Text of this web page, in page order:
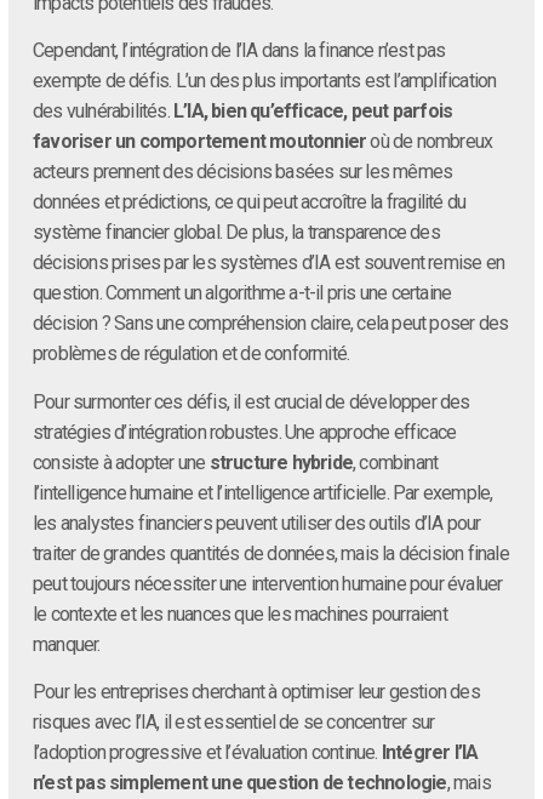
Cependant, l’intégration de l’IA dans la finance n’est pas
exempte de défis. L’un des plus importants est l’amplification
des vulnérabilités. L’IA, bien qu’efficace, peut parfois
favoriser un comportement moutonnieroù de nombreux
acteurs prennent des décisions basées sur les mêmes
données et prédictions, ce qui peut accroître la fragilité du
système financier global. De plus, la transparence des
décisions prises par les systèmes d’IA est souvent remise en
question. Comment un algorithme a-t-il pris une certaine
décision ? Sans une compréhension claire, cela peut poser des
problèmes de régulation et de conformité.
Pour surmonter ces défis, il est crucial de développer des
stratégies d’intégration robustes. Une approche efficace
consiste à adopter une structure hybride, combinant
l’intelligence humaine et l’intelligence artificielle. Par exemple,
les analystes financiers peuvent utiliser des outils d’IA pour
traiter de grandes quantités de données, mais la décision finale
peut toujours nécessiter une intervention humaine pour évaluer
le contexte et les nuances que les machines pourraient
manquer.
Pour les entreprises cherchant à optimiser leur gestion des
risques avec l’IA, il est essentiel de se concentrer sur
l’adoption progressive et l’évaluation continue. Intégrer l’IA
n’est pas simplement une question de technologie, mais